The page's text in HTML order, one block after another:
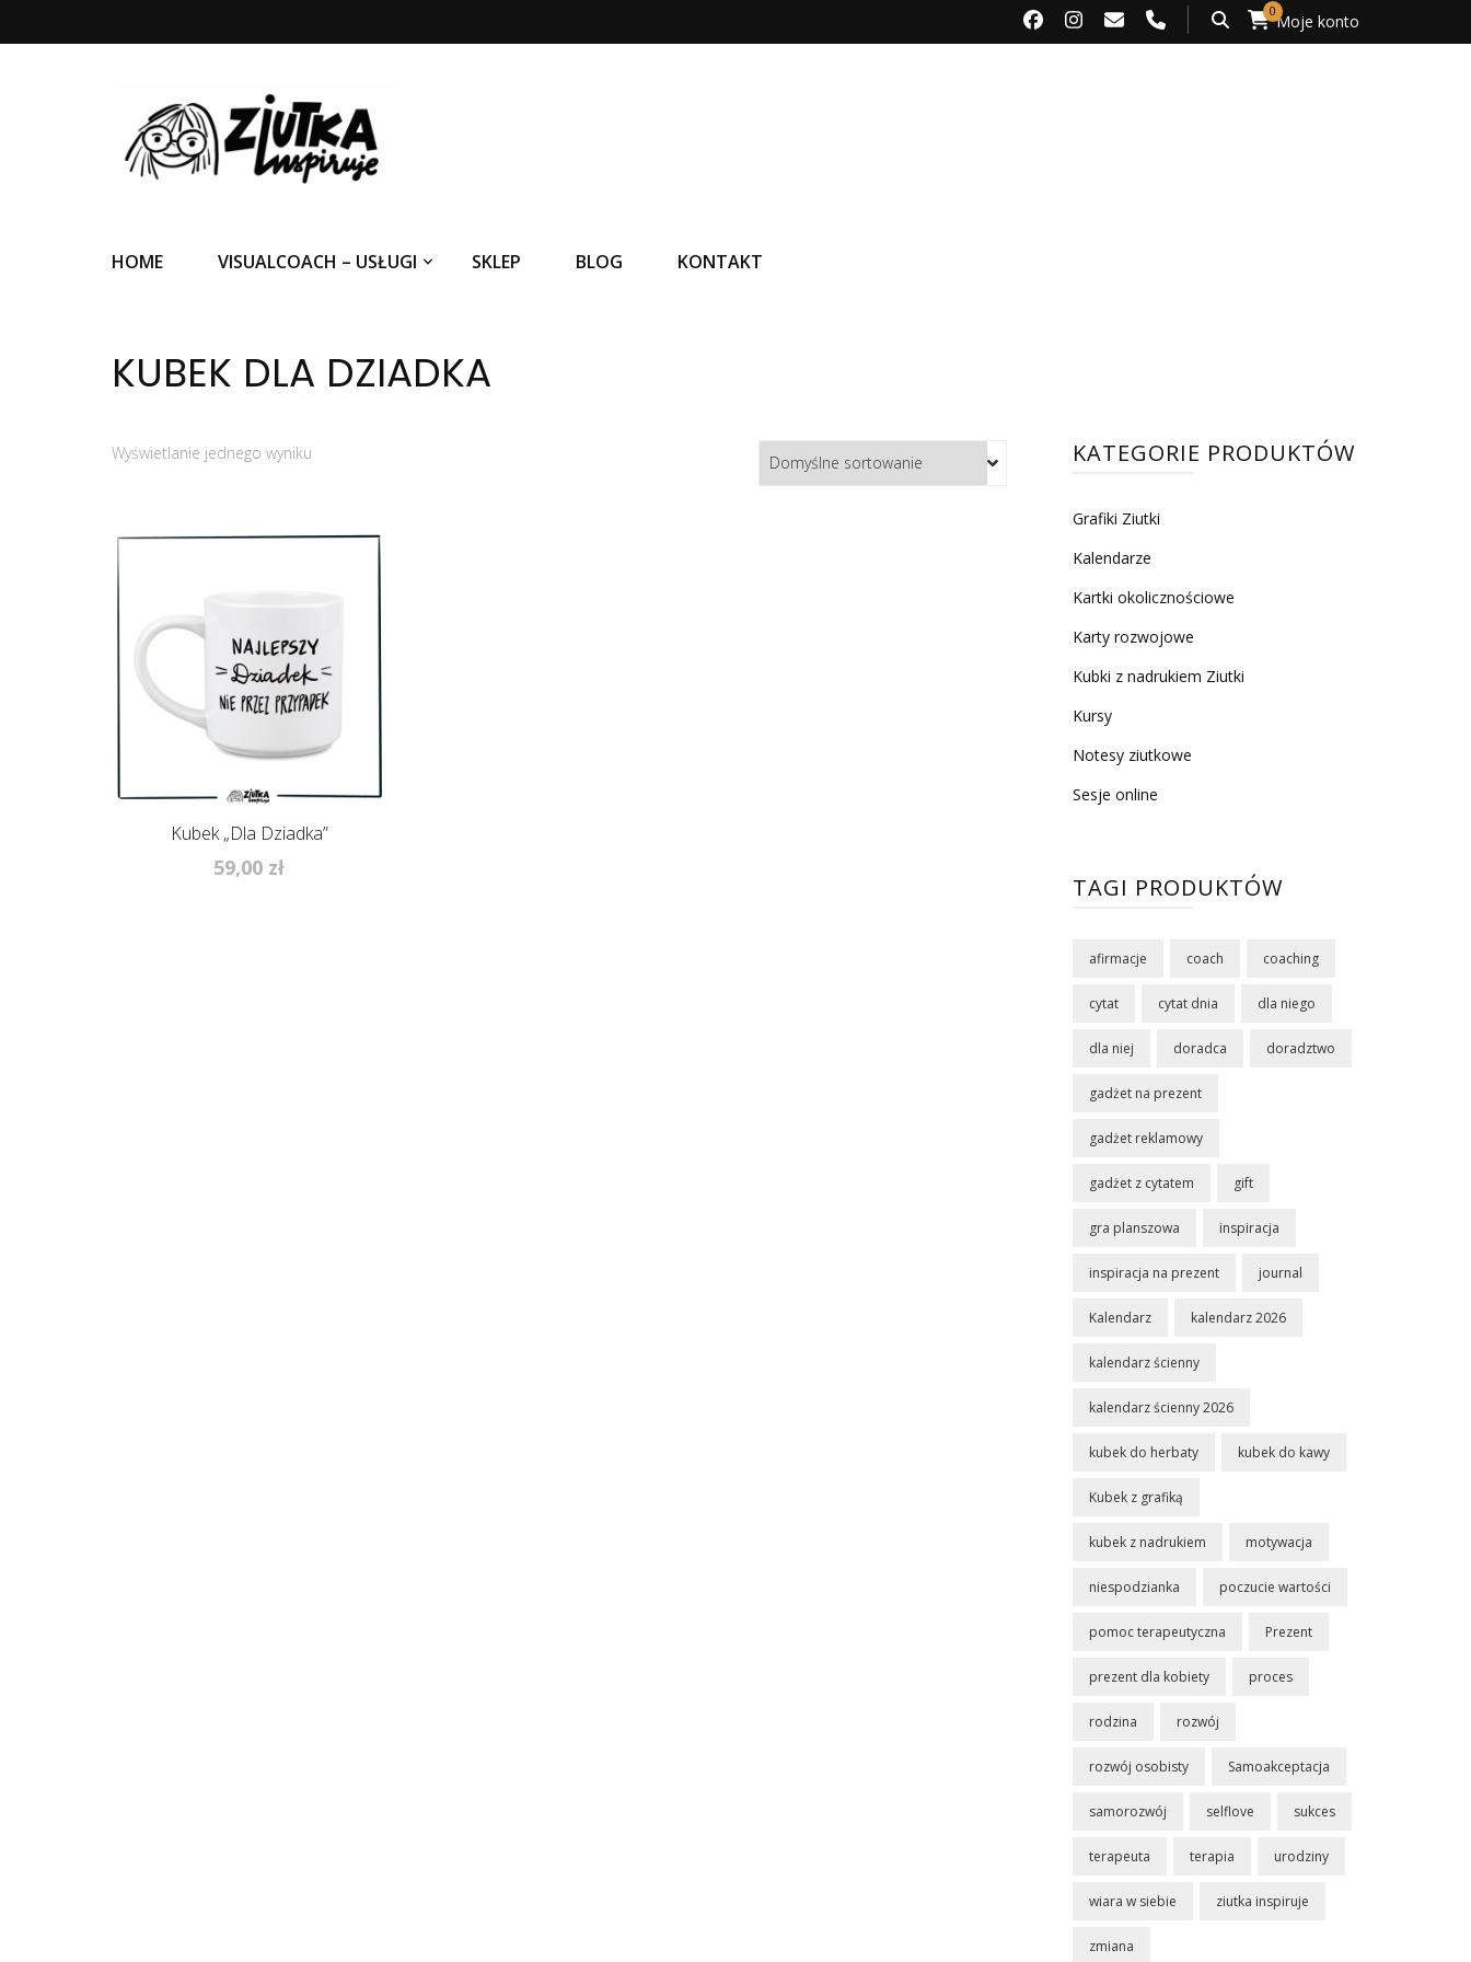
Moje konto
0
HOME VISUALCOACH – USŁUGI SKLEP BLOG KONTAKT
KUBEK DLA DZIADKA
Wyświetlanie jednego wyniku
Kubek „Dla Dziadka”
59,00 zł
KATEGORIE PRODUKTÓW
Grafiki Ziutki
Kalendarze
Kartki okolicznościowe
Karty rozwojowe
Kubki z nadrukiem Ziutki
Kursy
Notesy ziutkowe
Sesje online
TAGI PRODUKTÓW
afirmacje coach coaching
cytat cytat dnia dla niego
dla niej doradca doradztwo
gadżet na prezent
gadżet reklamowy
gadżet z cytatem gift
gra planszowa inspiracja
inspiracja na prezent journal
Kalendarz kalendarz 2026
kalendarz ścienny
kalendarz ścienny 2026
kubek do herbaty kubek do kawy
Kubek z grafiką
kubek z nadrukiem motywacja
niespodzianka poczucie wartości
pomoc terapeutyczna Prezent
prezent dla kobiety proces
rodzina rozwój
rozwój osobisty Samoakceptacja
samorozwój selflove sukces
terapeuta terapia urodziny
wiara w siebie ziutka inspiruje
zmiana